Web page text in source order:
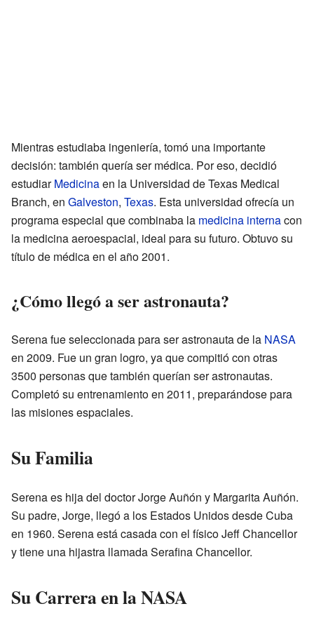
Mientras estudiaba ingeniería, tomó una importante
decisión: también quería ser médica. Por eso, decidió
estudiarMedicinaen la Universidad de Texas Medical
Branch, en Galveston, Texas. Esta universidad ofrecía un
programa especial que combinaba la medicina internacon
la medicina aeroespacial, ideal para su futuro. Obtuvo su
título de médica en el año 2001.
¿Cómo llegó a ser astronauta?
Serena fue seleccionada para ser astronauta de la NASA
en 2009. Fue un gran logro, ya que compitió con otras
3500 personas que también querían ser astronautas.
Completó su entrenamiento en 2011, preparándose para
las misiones espaciales.
Su Familia
Serena es hija del doctor Jorge Auñón y Margarita Auñón.
Su padre, Jorge, llegó a los Estados Unidos desde Cuba
en 1960. Serena está casada con el físico Jeff Chancellor
y tiene una hijastra llamada Serafina Chancellor.
Su Carrera en la NASA